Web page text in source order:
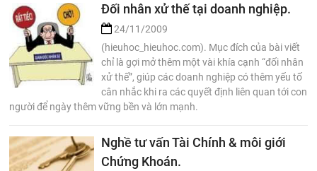
Đối nhân xử thế tại doanh nghiệp.
24/11/2009
(hieuhoc_hieuhoc.com). Mục đích của bài viết
chỉ là gợi mở thêm một vài khía cạnh “đối nhân
xử thế”, giúp các doanh nghiệp có thêm yếu tố
cân nhắc khi ra các quyết định liên quan tới con
người để ngày thêm vững bền và lớn mạnh.
Nghề tư vấn Tài Chính & môi giới
Chứng Khoán.